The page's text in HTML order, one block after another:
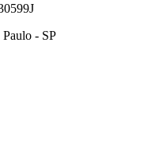
- SP